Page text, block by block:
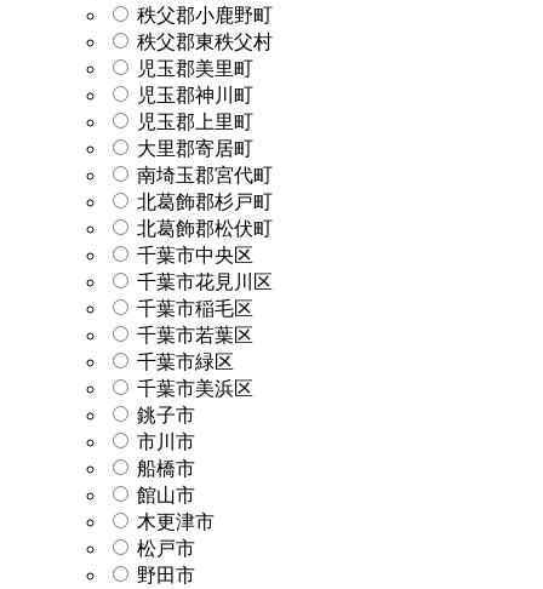
秩父郡小鹿野町
秩父郡東秩父村
児玉郡美里町
児玉郡神川町
児玉郡上里町
大里郡寄居町
南埼玉郡宮代町
北葛飾郡杉戸町
北葛飾郡松伏町
千葉市中央区
千葉市花見川区
千葉市稲毛区
千葉市若葉区
千葉市緑区
千葉市美浜区
銚子市
市川市
船橋市
館山市
木更津市
松戸市
野田市